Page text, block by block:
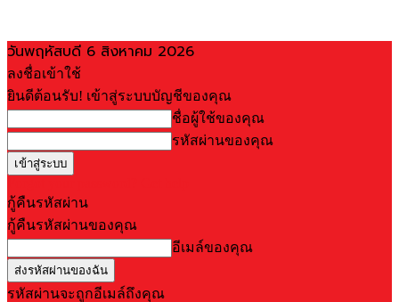
วันพฤหัสบดี 6 สิงหาคม 2026
ลงชื่อเข้าใช้
ยินดีต้อนรับ! เข้าสู่ระบบบัญชีของคุณ
ชื่อผู้ใช้ของคุณ
รหัสผ่านของคุณ
กู้คืนรหัสผ่าน
กู้คืนรหัสผ่านของคุณ
อีเมล์ของคุณ
รหัสผ่านจะถูกอีเมล์ถึงคุณ